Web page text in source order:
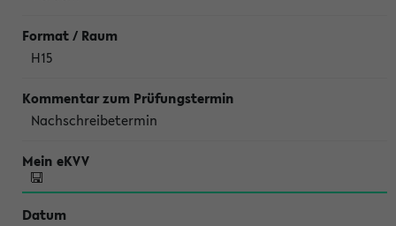
H15
Nachschreibetermin